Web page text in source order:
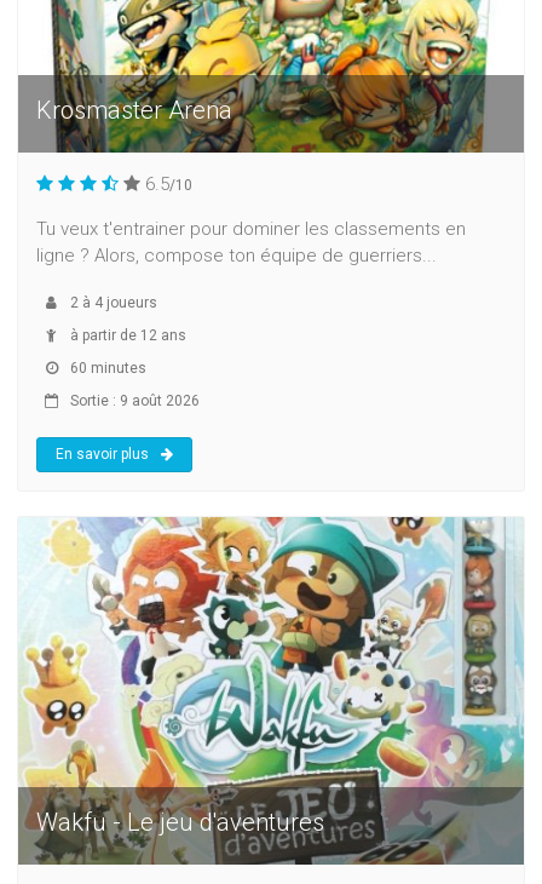
Krosmaster Arena
6.5/10
Tu veux t'entrainer pour dominer les classements en
ligne ? Alors, compose ton équipe de guerriers...
2 à 4 joueurs
à partir de 12 ans
60 minutes
Sortie : 9 août 2026
En savoir plus
Wakfu - Le jeu d'aventures